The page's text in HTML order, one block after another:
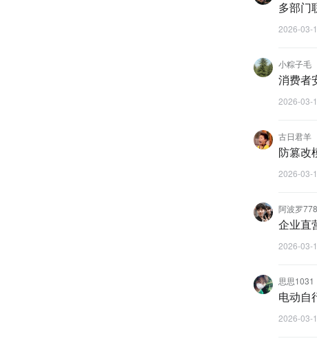
多部门
2026-03-
小粽子毛
消费者
2026-03-
古日君羊
防篡改
2026-03-
阿波罗778
企业直
2026-03-
思思1031
电动自
2026-03-